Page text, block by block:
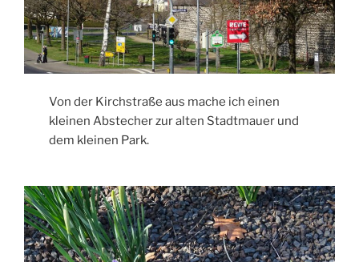
Von der Kirchstraße aus mache ich einen
kleinen Abstecher zur alten Stadtmauer und
dem kleinen Park.